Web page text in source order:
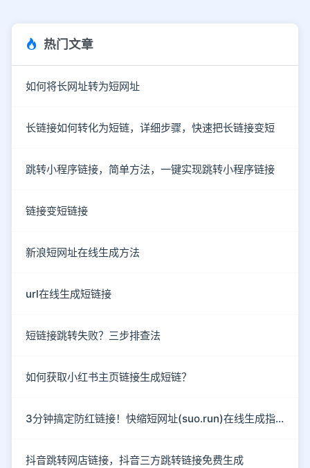
热门文章
如何将长网址转为短网址
长链接如何转化为短链，详细步骤，快速把长链接变短
跳转小程序链接，简单方法，一键实现跳转小程序链接
链接变短链接
新浪短网址在线生成方法
url在线生成短链接
短链接跳转失败？三步排查法
如何获取小红书主页链接生成短链？
3分钟搞定防红链接！快缩短网址(suo.run)在线生成指南
抖音跳转网店链接，抖音三方跳转链接免费生成